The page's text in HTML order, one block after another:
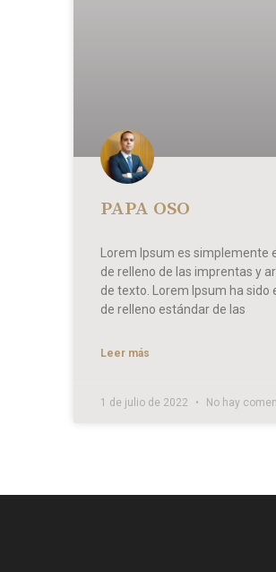
PAPA OSO
Lorem Ipsum es simplemente
de relleno de las imprentas y
de texto. Lorem Ipsum ha sido
de relleno estándar de las
Leer más
1 de julio de 2022 No hay